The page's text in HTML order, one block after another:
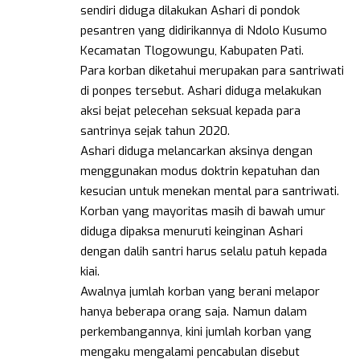
sendiri diduga dilakukan Ashari di pondok
pesantren yang didirikannya di Ndolo Kusumo
Kecamatan Tlogowungu, Kabupaten Pati.
Para korban diketahui merupakan para santriwati
di ponpes tersebut. Ashari diduga melakukan
aksi bejat pelecehan seksual kepada para
santrinya sejak tahun 2020.
Ashari diduga melancarkan aksinya dengan
menggunakan modus doktrin kepatuhan dan
kesucian untuk menekan mental para santriwati.
Korban yang mayoritas masih di bawah umur
diduga dipaksa menuruti keinginan Ashari
dengan dalih santri harus selalu patuh kepada
kiai.
Awalnya jumlah korban yang berani melapor
hanya beberapa orang saja. Namun dalam
perkembangannya, kini jumlah korban yang
mengaku mengalami pencabulan disebut